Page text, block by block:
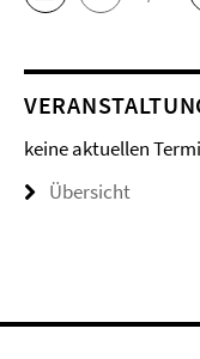
keine aktuellen
Übersicht